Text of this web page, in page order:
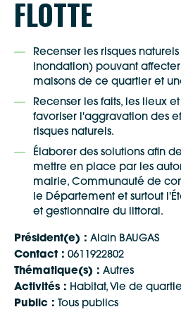
FLOTTE
Recenser les risques
inondation) pouvant affecter
maisons de ce quartier et
Recenser les faits, les lieux
favoriser l'aggravation des
risques naturels.
Élaborer des solutions afin
mettre en place par les
mairie, Communauté de
le Département et surtout
et gestionnaire du littoral.
Président(e) : Alain BAUGAS
Contact : 0611922802
Thématique(s) : Autres
Activités : Habitat, Vie de
Public : Tous publics
Google Maps